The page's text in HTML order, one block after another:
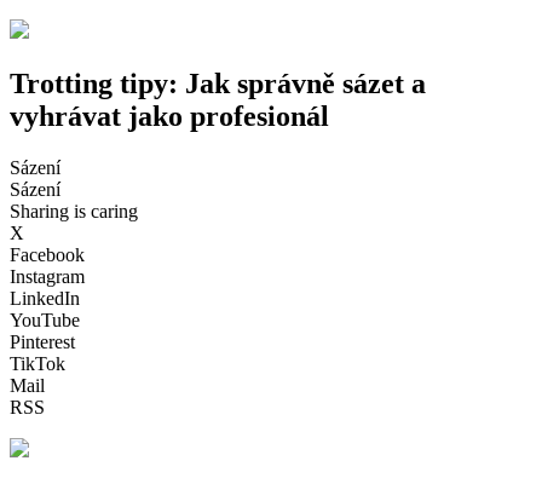
Trotting tipy: Jak správně sázet a
vyhrávat jako profesionál
Sázení
Sázení
Sharing is caring
X
Facebook
Instagram
LinkedIn
YouTube
Pinterest
TikTok
Mail
RSS